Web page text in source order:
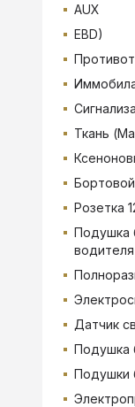
AUX
EBD)
Ткань
Розетка
Подушка
водителя
Датчик
Подушка
Подушки